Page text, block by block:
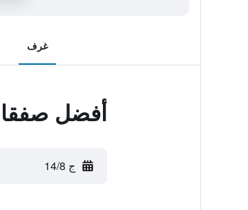
غرف
أفضل
ج 14/8